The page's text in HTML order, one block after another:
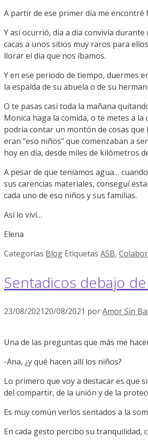
A partir de ese primer día me
Y así ocurrió, día a día convivía
cacas a unos sitios muy raros para
llorar el día que nos íbamos.
Y en ese periodo de tiempo, duermes
la espalda de su abuela o de su
O te pasas casi toda la mañana
Monica haga la comida, o te metes a
podría contar un montón de cosas
eran “eso niños” que comenzaban a
hoy en día, desde miles de kilómetros
A pesar de que teníamos agua…
sus carencias materiales, conseguí
cada uno de eso niños y sus familias.
Así lo viví…
Elena
Categorías Blog Etiquetas ASB,
Sentadicos debajo
23/08/202120/08/2021 porAmor Sin
Una de las preguntas que más me
-Ana, ¿y qué hacen allí los niños?
Lo primero que voy a destacar es que
del compartir, de la unión y de la
Es muy común verlos sentados a la
En cada gesto percibo su tranquilidad,